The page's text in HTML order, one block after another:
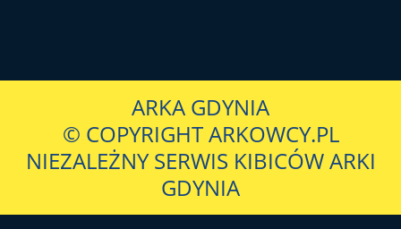
ARKA GDYNIA
© COPYRIGHT ARKOWCY.PL
NIEZALEŻNY SERWIS KIBICÓW ARKI
GDYNIA